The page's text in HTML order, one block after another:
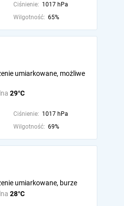
Ciśnienie: 1017 hPa
Wilgotność: 65%
29°C
umiarkowane, możliwe
Ciśnienie: 1017 hPa
Wilgotność: 69%
28°C
umiarkowane, burze